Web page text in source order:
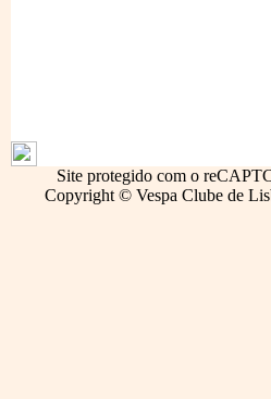
Site protegido com o
Copyright © Vespa Clube de